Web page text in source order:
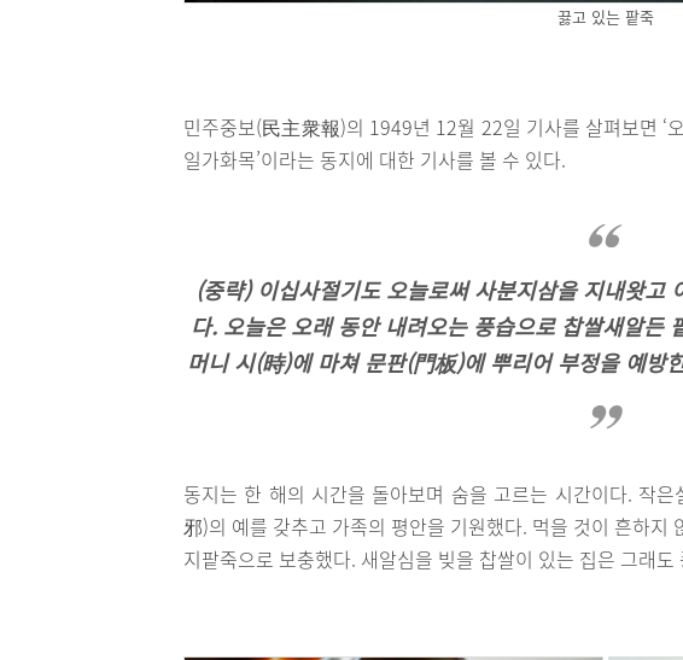
끓고 있는 팥죽
민주중보(民主衆報)의 1949년 12월 22일 기사를 살펴보면 ‘
일가화목’이라는 동지에 대한 기사를 볼 수 있다.
(중략) 이십사절기도 오늘로써 사분지삼을 지내왓고
다. 오늘은 오래 동안 내려오는 풍습으로 찹쌀새알든
머니 시(時)에 마쳐 문판(門板)에 뿌리어 부정을 예방
동지는 한 해의 시간을 돌아보며 숨을 고르는 시간이다. 작
邪)의 예를 갖추고 가족의 평안을 기원했다. 먹을 것이 흔하지
지팥죽으로 보충했다. 새알심을 빚을 찹쌀이 있는 집은 그래